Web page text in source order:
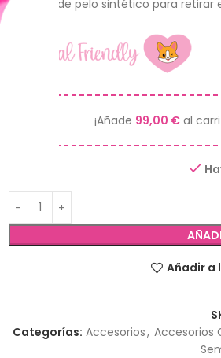
Plumero de pelo sintético para retirar
¡Añade 99,00 €al
Añadir a
Categorías: Accesorios, Accesorios